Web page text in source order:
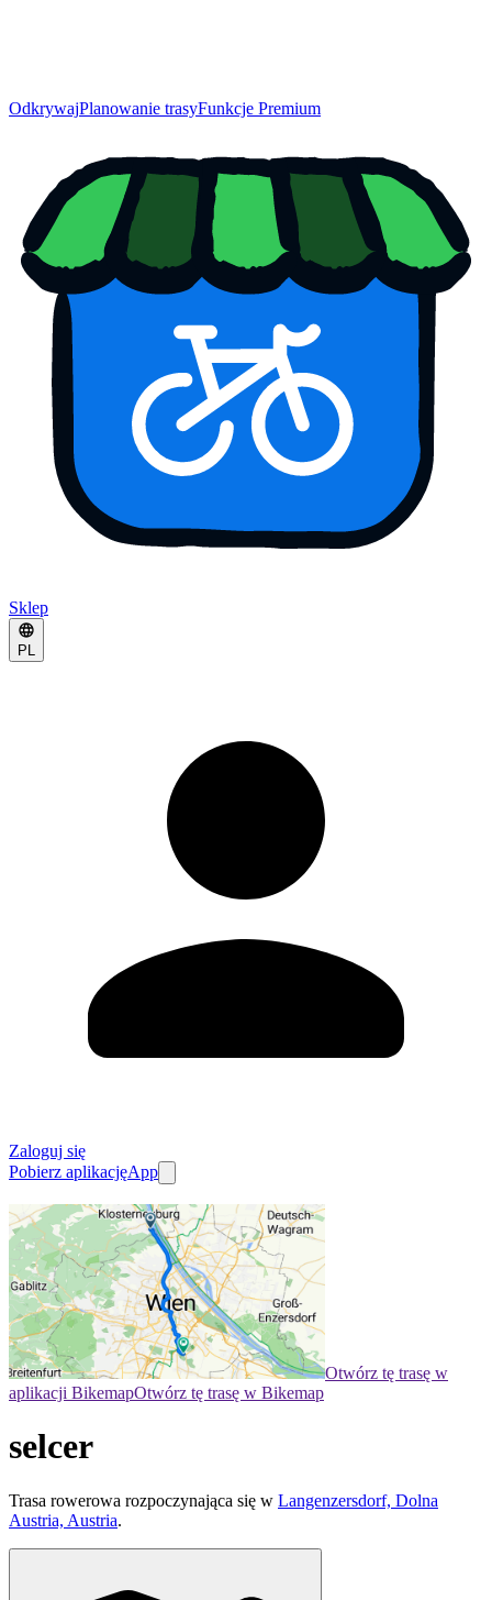
OdkrywajPlanowanie trasyFunkcje Premium
Sklep
PL
Zaloguj się
Pobierz aplikacjęApp
Otwórz tę trasę w
aplikacji BikemapOtwórz tę trasę w Bikemap
selcer
Trasa rowerowa rozpoczynająca się w Langenzersdorf, Dolna
Austria, Austria.